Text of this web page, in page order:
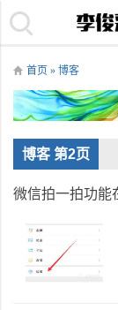
首页 » 博客
博客 第2页
微信拍一拍功能